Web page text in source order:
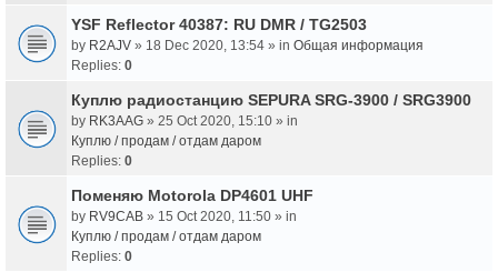
YSF Reflector 40387: RU DMR / TG2503
by R2AJV » 18 Dec 2020, 13:54 » in Общая информация
Replies: 0
Куплю радиостанцию SEPURA SRG-3900 / SRG3900
by RK3AAG » 25 Oct 2020, 15:10 » in
Куплю / продам / отдам даром
Replies: 0
Поменяю Motorola DP4601 UHF
by RV9CAB » 15 Oct 2020, 11:50 » in
Куплю / продам / отдам даром
Replies: 0